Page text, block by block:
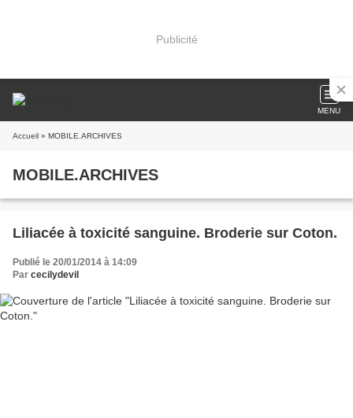
Publicité
MENU
Accueil » MOBILE.ARCHIVES
MOBILE.ARCHIVES
Liliacée à toxicité sanguine. Broderie sur Coton.
Publié le 20/01/2014 à 14:09
Par cecilydevil